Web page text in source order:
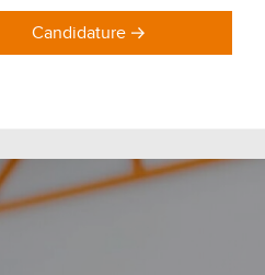
Candidature
FORMATION